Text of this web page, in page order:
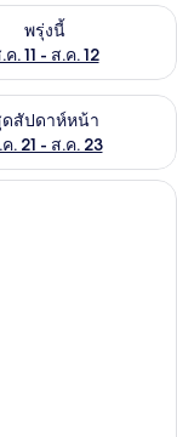
.ค. 11
พรุ่งนี้
ค. 11 - ส.ค. 12
นวนห้องพักว่างในพ
14 - ส.ค. 16
สัปดาห์หน้า
. 21 - ส.ค. 23
นวนห้องพักว่างใน
สระว่ายน้ำส่วนตัว | 1 ห้